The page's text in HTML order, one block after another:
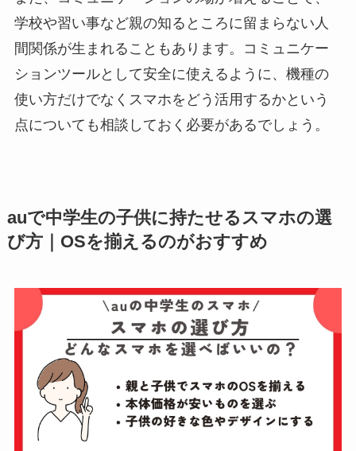
学校や習い事など親の知るところに留まらない人
間関係が生まれることもあります。コミュニケー
ションツールとして安全に使えるように、機種の
使い方だけでなくスマホをどう活用するかという
点についても相談しておく必要があるでしょう。
auで中学生の子供に持たせるスマホの選
び方｜OSを揃えるのがおすすめ